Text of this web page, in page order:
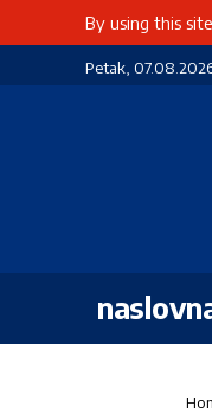
By using this
Petak,